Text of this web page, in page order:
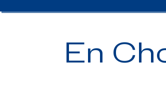
En